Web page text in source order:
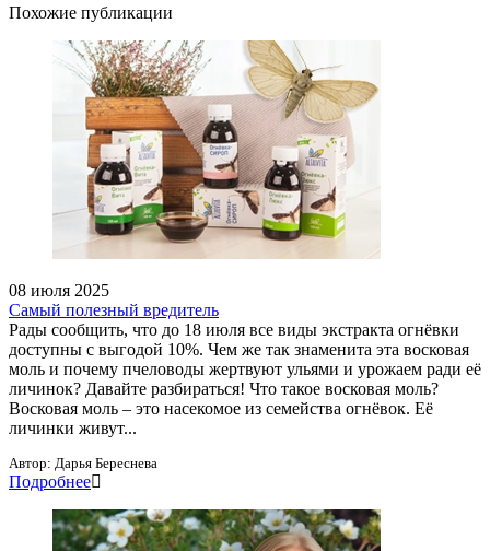
Похожие публикации
08 июля 2025
Самый полезный вредитель
Рады сообщить, что до 18 июля все виды экстракта огнёвки
доступны с выгодой 10%. Чем же так знаменита эта восковая
моль и почему пчеловоды жертвуют ульями и урожаем ради её
личинок? Давайте разбираться! Что такое восковая моль?
Восковая моль – это насекомое из семейства огнёвок. Её
личинки живут...
Автор: Дарья Береснева
Подробнее